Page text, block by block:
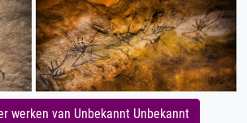
werken van Unbekannt Unbekannt